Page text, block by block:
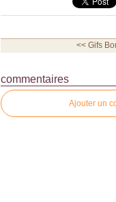
<< Gifs
commentaires
Ajouter un